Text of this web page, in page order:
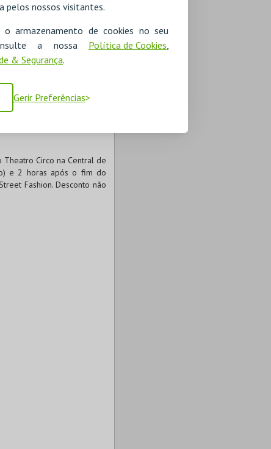
pelos nossos visitantes.
armazenamento de cookies no seu
a nossa Política de Cookies,
& Segurança.
Gerir Preferências
do seu parque de
Circo na Central de
e 2 horas após o fim do
Fashion. Desconto não